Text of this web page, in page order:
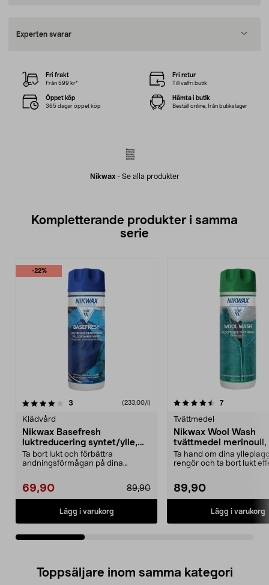
Experten svarar
Nikwax- Se alla produkter
Fri frakt
Från 599 kr*
Fri retur
Till valfri butik
Öppet köp
365 dagar öppet köp
Hämta i butik
Beställ online, från butikslager
Kompletterande produkter i samma
serie
-22%
3 (233,00/l)
Klädvård
Nikwax Basefresh
luktreducering syntet/ylle,
300 ml
Ta bort lukt och förbättra
andningsförmågan på dina
89,90
69,90
Lägg i varukorg
4.5av 5 stjärnor 7recensioner
Tvättmedel
Nikwax Wool Wash
tvättmedel
Ta hand om dina
rengör och ta bort lukt
89,90
Lägg i varukorg
5.0av 5 stjärnor
Toppsäljare inom samma kategori